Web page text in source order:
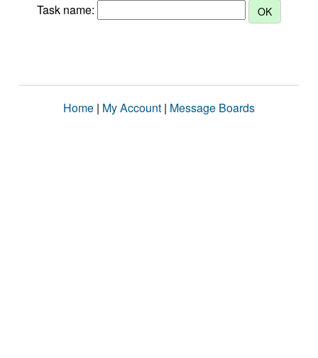
Task name:
Home | My Account | Message Boards